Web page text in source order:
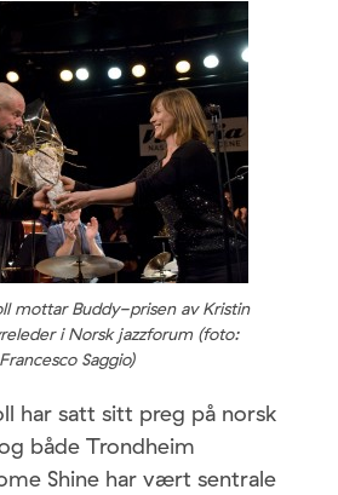
mottar Buddy-prisen av Kristin
i Norsk jazzforum (foto:
Francesco Saggio)
har satt sitt preg på norsk
både Trondheim
Shine har vært sentrale